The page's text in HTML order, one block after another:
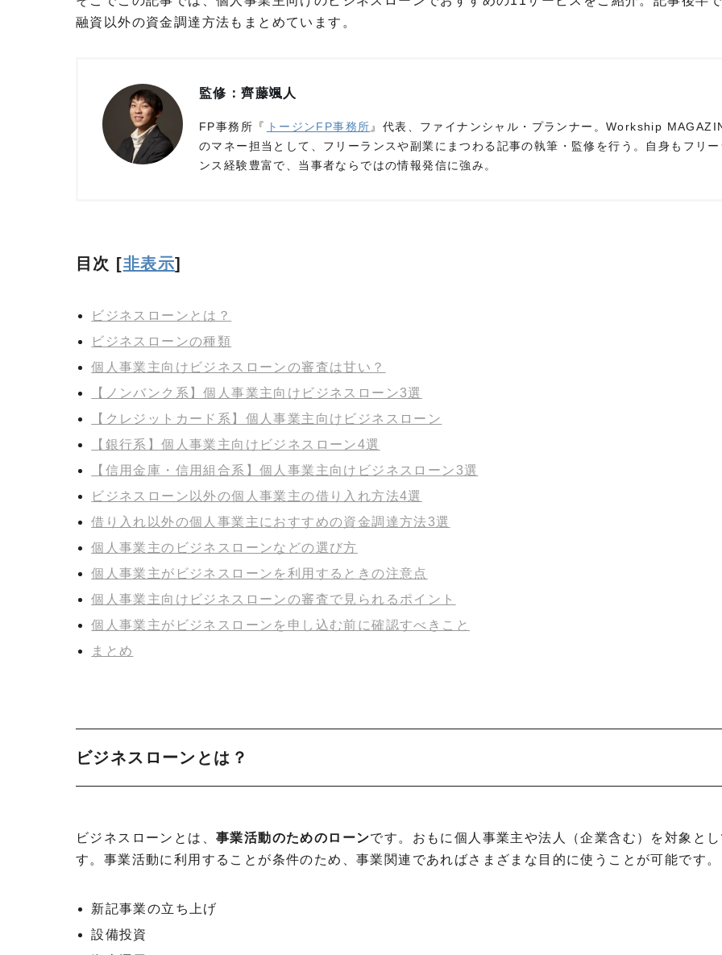
融資以外の資金調達方法もまとめています。
監修：齊藤颯人
FP事務所『 トージンFP事務所 』代表、ファイナンシャル・プランナー。Workship
のマネー担当として、フリーランスや副業にまつわる記事の執筆・監修を行う。自身もフリ
ンス経験豊富で、当事者ならではの情報発信に強み。
目次 [非表示]
ビジネスローンとは？
ビジネスローンの種類
個人事業主向けビジネスローンの審査は甘い？
【ノンバンク系】個人事業主向けビジネスローン3選
【クレジットカード系】個人事業主向けビジネスローン
【銀行系】個人事業主向けビジネスローン4選
【信用金庫・信用組合系】個人事業主向けビジネスローン3選
ビジネスローン以外の個人事業主の借り入れ方法4選
借り入れ以外の個人事業主におすすめの資金調達方法3選
個人事業主のビジネスローンなどの選び方
個人事業主がビジネスローンを利用するときの注意点
個人事業主向けビジネスローンの審査で見られるポイント
個人事業主がビジネスローンを申し込む前に確認すべきこと
まとめ
ビジネスローンとは？
ビジネスローンとは、事業活動のためのローンです。おもに個人事業主や法人（企業含む）を対象と
す。事業活動に利用することが条件のため、事業関連であればさまざまな目的に使うことが可能です。
新記事業の立ち上げ
設備投資